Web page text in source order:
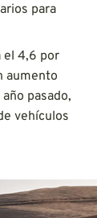
para
el 4,6 por
aumento
pasado,
vehículos